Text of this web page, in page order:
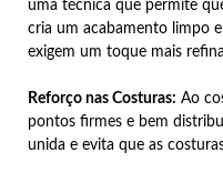
uma técnica que permite
cria um acabamento limpo
exigem um toque mais
Reforço nas Costuras: Ao
pontos firmes e bem
unida e evita que as